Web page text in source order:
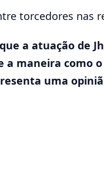
torcedores nas
a atuação de
a maneira como
uma